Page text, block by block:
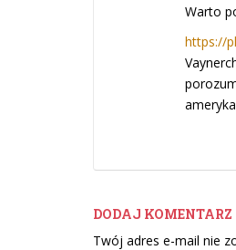
Warto
https://
DODAJ KOMENTARZ
Twój adres e-mail nie